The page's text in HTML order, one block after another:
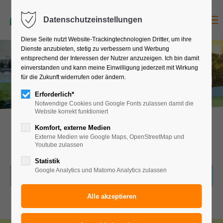
4
T
a
g
e
b
1
9
5
HAMBURG - 4 TAGE
jetzt anfragen
Studienreise Hamburg - Tor zur Welt
ANGEBOTS-PAKETE
Studienreise jetzt anfragen
Datenschutzeinstellungen
Diese Seite nutzt Website-Trackingtechnologien Dritter, um ihre
Dienste anzubieten, stetig zu verbessern und Werbung
entsprechend der Interessen der Nutzer anzuzeigen. Ich bin damit
einverstanden und kann meine Einwilligung jederzeit mit Wirkung
für die Zukunft widerrufen oder ändern.
Erforderlich*
Notwendige Cookies und Google Fonts zulassen damit die
Website korrekt funktioniert
Komfort, externe Medien
Externe Medien wie Google Maps, OpenStreetMap und
Youtube zulassen
Statistik
Google Analytics und Matomo Analytics zulassen